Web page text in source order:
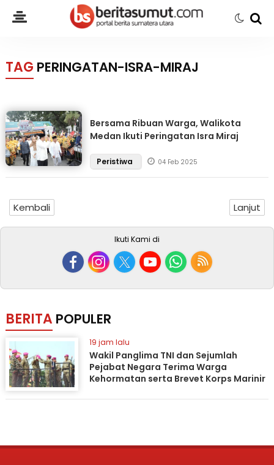
TAG PERINGATAN-ISRA-MIRAJ
Bersama Ribuan Warga, Walikota
Medan Ikuti Peringatan Isra Miraj
Peristiwa 04 Feb 2025
Kembali Lanjut
Ikuti Kami di
BERITA POPULER
19 jam lalu
Wakil Panglima TNI dan Sejumlah
Pejabat Negara Terima Warga
Kehormatan serta Brevet Korps Marinir